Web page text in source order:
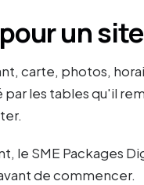
un
carte, photos,
les tables qu'il
le SME Packages
de commencer.